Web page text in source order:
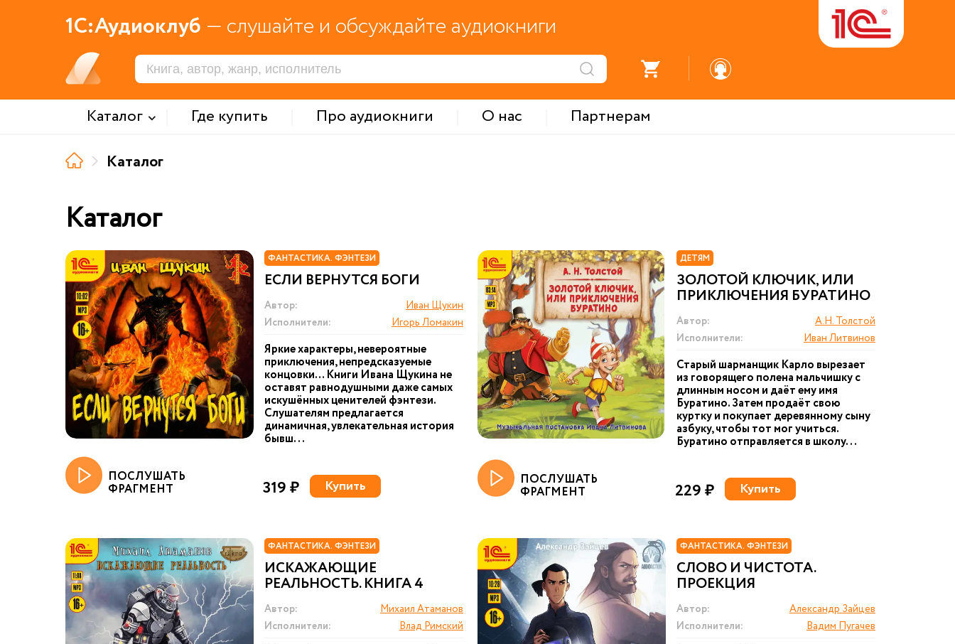
1С:Аудиоклуб — слушайте и обсуждайте аудиокниги
Каталог Где купить Про аудиокниги О нас
Партнерам
Каталог
Каталог
ФАНТАСТИКА. ФЭНТЕЗИ
ЕСЛИ ВЕРНУТСЯ БОГИ
Автор:
Иван Щукин
Исполнители:
Игорь Ломакин
Яркие характеры, невероятные
приключения, непредсказуемые
концовки… Книги Ивана Щукина не
оставят равнодушными даже самых
искушённых ценителей фэнтези.
Слушателям предлагается
динамичная, увлекательная история
бывш...
ПОСЛУШАТЬ
ФРАГМЕНТ 319 ₽ Купить
ДЕТЯМ
ЗОЛОТОЙ КЛЮЧИК, ИЛИ
ПРИКЛЮЧЕНИЯ БУРАТИНО
Автор:
А.Н. Толстой
Исполнители:
Иван Литвинов
Старый шарманщик Карло вырезает
из говорящего полена мальчишку с
длинным носом и даёт ему имя
Буратино. Затем продаёт свою
куртку и покупает деревянному сыну
азбуку, чтобы тот мог учиться.
Буратино отправляется в школу...
ПОСЛУШАТЬ
ФРАГМЕНТ 229 ₽ Купить
ФАНТАСТИКА. ФЭНТЕЗИ
ИСКАЖАЮЩИЕ
РЕАЛЬНОСТЬ. КНИГА 4
Автор:
Михаил Атаманов
Исполнители:
Влад Римский
ФАНТАСТИКА. ФЭНТЕЗИ
СЛОВО И ЧИСТОТА.
ПРОЕКЦИЯ
Автор:
Александр Зайцев
Исполнители:
Вадим Пугачев